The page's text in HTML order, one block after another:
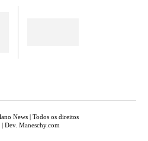
News | Todos os direitos
| Dev. Maneschy.com